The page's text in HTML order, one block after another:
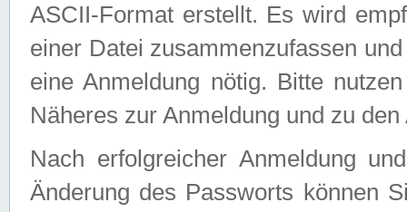
ASCII-Format erstellt. Es wird
einer Datei zusammenzufassen
eine Anmeldung nötig. Bitte
Näheres zur Anmeldung und zu
Nach erfolgreicher Anmeldung
Änderung des Passworts können